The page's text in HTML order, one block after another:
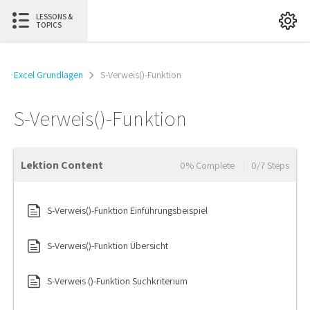
LESSONS &
TOPICS
Excel Grundlagen S-Verweis()-Funktion
S-Verweis()-Funktion
Lektion Content 0% Complete 0/7 Steps
S-Verweis()-Funktion Einführungsbeispiel
S-Verweis()-Funktion Übersicht
S-Verweis ()-Funktion Suchkriterium